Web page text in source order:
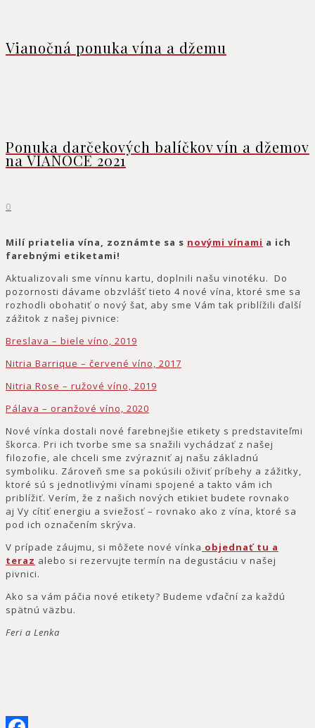
Vianočná ponuka vína a džemu
Ponuka darčekových balíčkov vín a džemov
na VIANOCE 2021
0
Milí priatelia vína, zoznámte sa s novými vínami a ich
farebnými etiketami!
Aktualizovali sme vínnu kartu, doplnili našu vinotéku. Do
pozornosti dávame obzvlášť tieto 4 nové vína, ktoré sme sa
rozhodli obohatiť o nový šat, aby sme Vám tak priblížili ďalší
zážitok z našej pivnice:
Breslava – biele víno, 2019
Nitria Barrique – červené víno, 2017
Nitria Rose – ružové víno, 2019
Pálava – oranžové víno, 2020
Nové vínka dostali nové farebnejšie etikety s predstaviteľmi
škorca. Pri ich tvorbe sme sa snažili vychádzať z našej
filozofie, ale chceli sme zvýrazniť aj našu základnú
symboliku. Zároveň sme sa pokúsili oživiť príbehy a zážitky,
ktoré sú s jednotlivými vínami spojené a takto vám ich
priblížiť. Verím, že z našich nových etikiet budete rovnako
aj Vy cítiť energiu a sviežosť – rovnako ako z vína, ktoré sa
pod ich označením skrýva.
V prípade záujmu, si môžete nové vínka objednať tu a
teraz alebo si rezervujte termín na degustáciu v našej
pivnici.
Ako sa vám páčia nové etikety? Budeme vďační za každú
spätnú väzbu.
Feri a Lenka